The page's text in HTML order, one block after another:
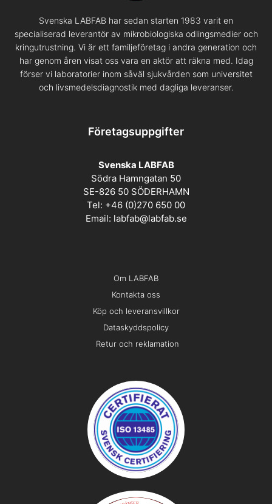
Svenska LABFAB har sedan starten 1983 varit en
specialiserad leverantör av mikrobiologiska odlingsmedier och
kringutrustning. Vi är ett familjeföretag i andra generation och
har genom åren visat oss vara en aktör att räkna med. Idag
förser vi laboratorier inom såväl sjukvården som universitet
och livsmedelsdiagnostik med dagliga leveranser.
Företagsuppgifter
Svenska LABFAB
Södra Hamngatan 50
SE-826 50 SÖDERHAMN
Tel: +46 (0)270 650 00
Email: labfab@labfab.se
Om LABFAB
Kontakta oss
Köp och leveransvillkor
Dataskyddspolicy
Retur och reklamation